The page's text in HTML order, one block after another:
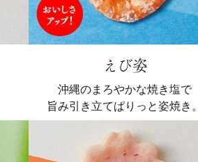
えび姿
沖縄のまろやかな焼き塩で
旨み引き立てぱりっと姿焼き。